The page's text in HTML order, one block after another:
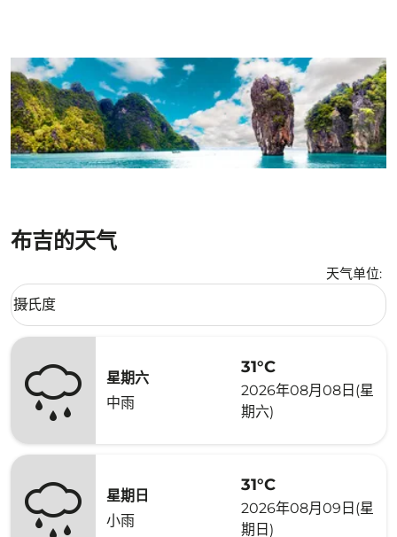
布吉的天气
天气单位:
Weather unit option 摄氏度 Selected
摄氏度
keyboard_arrow_down
星期六
中雨
31°C
2026年08月08日(星
期六)
星期日
小雨
31°C
2026年08月09日(星
期日)